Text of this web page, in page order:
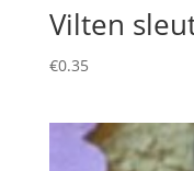
Vilten
€0.35